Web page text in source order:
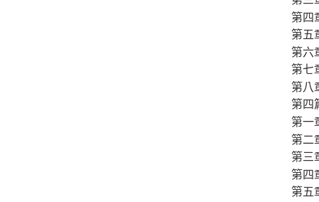
第四
第五
第六
第七
第八
第四
第一
第二
第三
第四
第五